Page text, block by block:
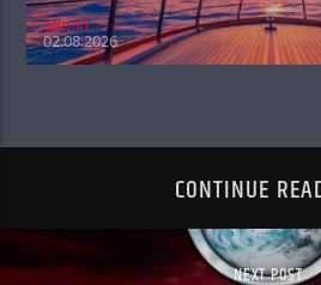
admin
02.08.2026
CONTINUE
NEXT POST